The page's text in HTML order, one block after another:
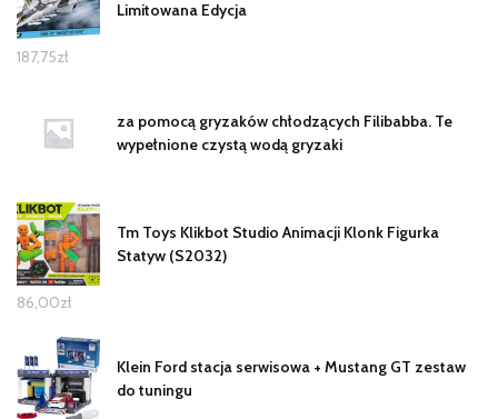
Limitowana Edycja
187,75zł
za pomocą gryzaków chłodzących Filibabba. Te
wypełnione czystą wodą gryzaki
Tm Toys Klikbot Studio Animacji Klonk Figurka
Statyw (S2032)
86,00zł
Klein Ford stacja serwisowa + Mustang GT zestaw
do tuningu